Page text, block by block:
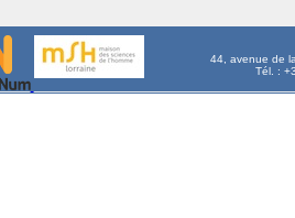
44, avenue de
Tél. :